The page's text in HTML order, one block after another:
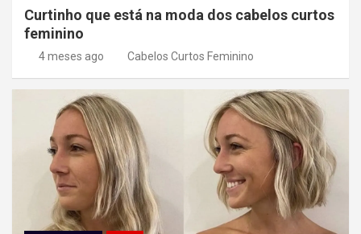
Curtinho que está na moda dos cabelos curtos
feminino
4 meses ago Cabelos Curtos Feminino